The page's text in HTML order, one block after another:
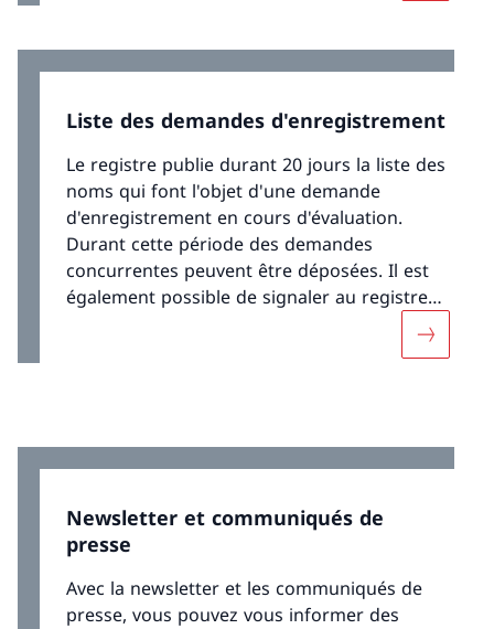
Liste des demandes d'enregistrement
Le registre publie durant 20 jours la liste des
noms qui font l'objet d'une demande
d'enregistrement en cours d'évaluation.
Durant cette période des demandes
concurrentes peuvent être déposées. Il est
également possible de signaler au registre
Newsletter et communiqués de
presse
Avec la newsletter et les communiqués de
presse, vous pouvez vous informer des